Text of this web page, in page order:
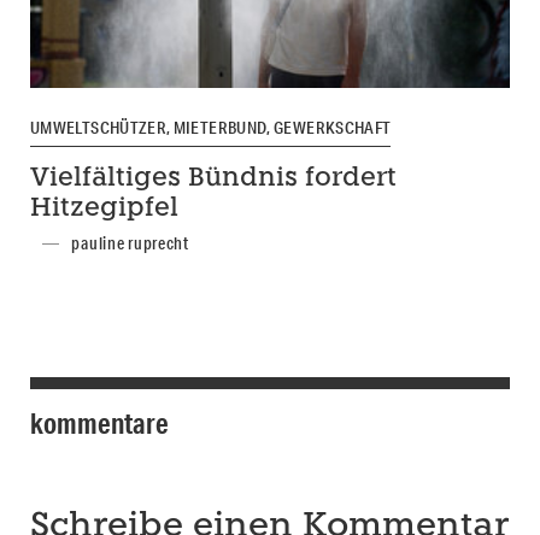
UMWELTSCHÜTZER, MIETERBUND, GEWERKSCHAFT
Vielfältiges Bündnis fordert
Hitzegipfel
pauline ruprecht
kommentare
Schreibe einen Kommentar